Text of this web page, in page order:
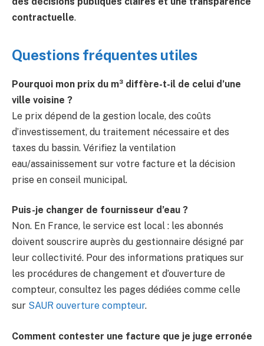
contractuelle.
Questions fréquentes utiles
Pourquoi mon prix du m³ diffère-t-il de celui d’une
ville voisine ?
Le prix dépend de la gestion locale, des coûts
d’investissement, du traitement nécessaire et des
taxes du bassin. Vérifiez la ventilation
eau/assainissement sur votre facture et la décision
prise en conseil municipal.
Puis-je changer de fournisseur d’eau ?
Non. En France, le service est local : les abonnés
doivent souscrire auprès du gestionnaire désigné par
leur collectivité. Pour des informations pratiques sur
les procédures de changement et d’ouverture de
compteur, consultez les pages dédiées comme celle
sur SAUR ouverture compteur.
Comment contester une facture que je juge erronée